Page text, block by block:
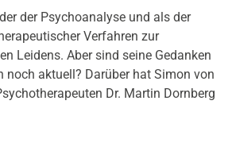
der Psychoanalyse und als der
Verfahren zur
Leidens. Aber sind seine Gedanken
noch aktuell? Darüber hat Simon von
Dr. Martin Dornberg